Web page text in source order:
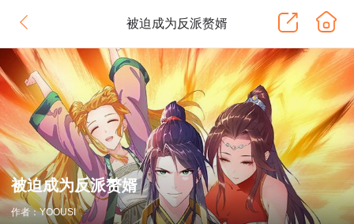
被迫成为反派赘婿
被迫成为反派赘婿
作者：YOOUSI